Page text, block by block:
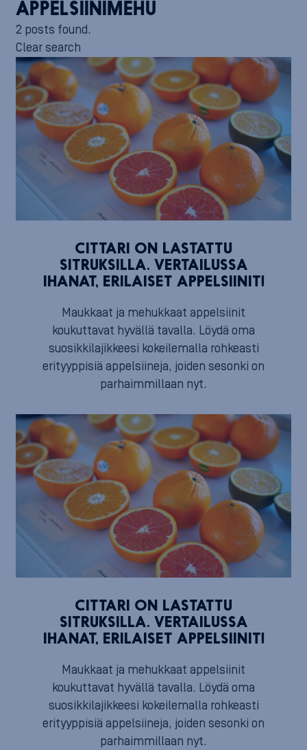
APPELSIINIMEHU
2 posts found.
Clear search
CITTARI ON LASTATTU
SITRUKSILLA. VERTAILUSSA
IHANAT, ERILAISET APPELSIINIT!
Maukkaat ja mehukkaat appelsiinit
koukuttavat hyvällä tavalla. Löydä oma
suosikkilajikkeesi kokeilemalla rohkeasti
erityyppisiä appelsiineja, joiden sesonki on
parhaimmillaan nyt.
CITTARI ON LASTATTU
SITRUKSILLA. VERTAILUSSA
IHANAT, ERILAISET APPELSIINIT!
Maukkaat ja mehukkaat appelsiinit
koukuttavat hyvällä tavalla. Löydä oma
suosikkilajikkeesi kokeilemalla rohkeasti
erityyppisiä appelsiineja, joiden sesonki on
parhaimmillaan nyt.